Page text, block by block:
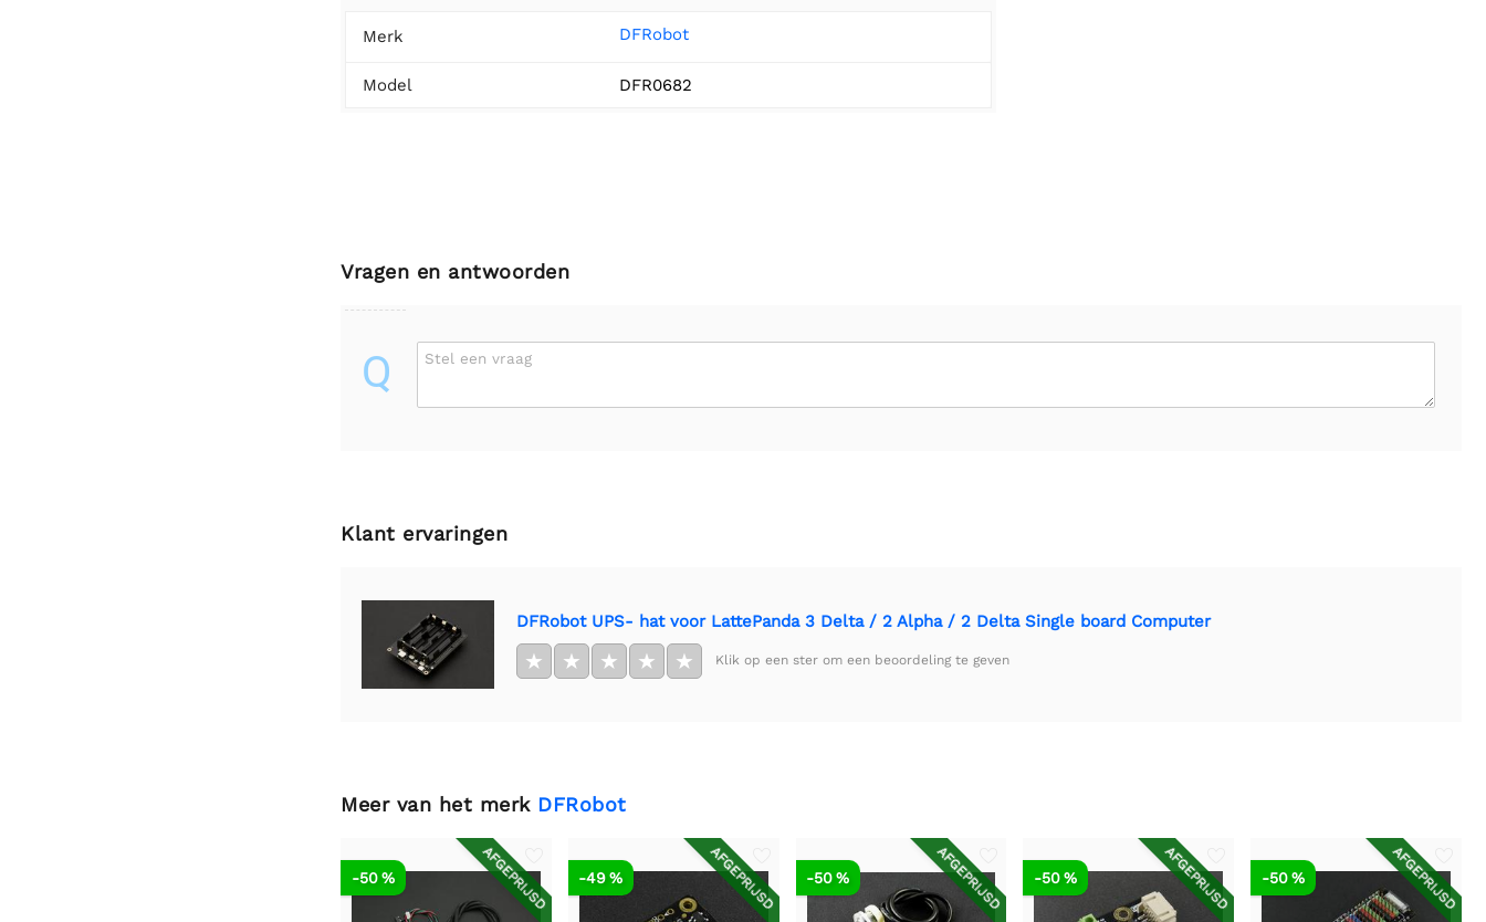
Merk DFRobot
Model DFR0682
Vragen en antwoorden
Q Stel een vraag
Klant ervaringen
DFRobot UPS- hat voor LattePanda 3 Delta / 2 Alpha / 2 Delta Single board Computer
★ ★ ★ ★ ★ Klik op een ster om een beoordeling te geven
Meer van het merk DFRobot
AFGEPRIJSD
-50 % AFGEPRIJSD
-49 % AFGEPRIJSD
-50 % AFGEPRIJSD
-50 % AFGEPRIJSD
-50 %